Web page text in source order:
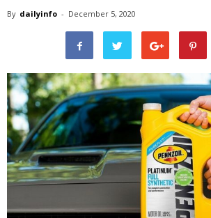
By dailyinfo - December 5, 2020